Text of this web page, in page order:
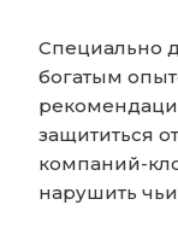
Специально
богатым
защититься
компаний-
нарушить